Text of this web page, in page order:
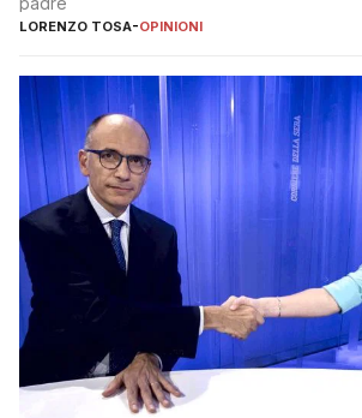
LORENZO TOSA-OPINIONI